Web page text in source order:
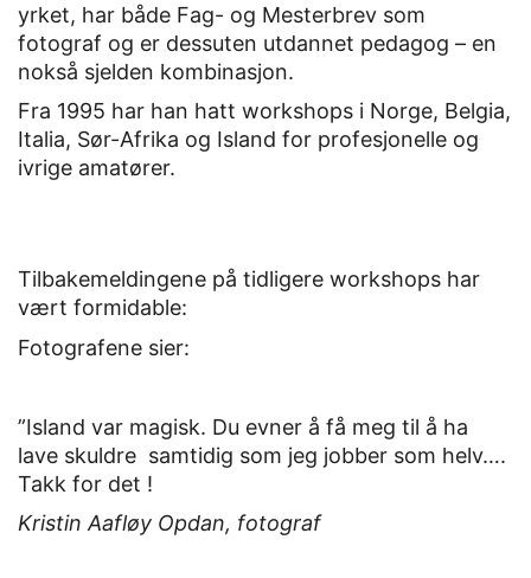
yrket, har både Fag- og Mesterbrev som
fotograf og er dessuten utdannet pedagog – en
nokså sjelden kombinasjon.
Fra 1995 har han hatt workshops i Norge, Belgia,
Italia, Sør-Afrika og Island for profesjonelle og
ivrige amatører.
Tilbakemeldingene på tidligere workshops har
vært formidable:
Fotografene sier:
”Island var magisk. Du evner å få meg til å ha
lave skuldre samtidig som jeg jobber som helv….
Takk for det !
Kristin Aafløy Opdan, fotograf